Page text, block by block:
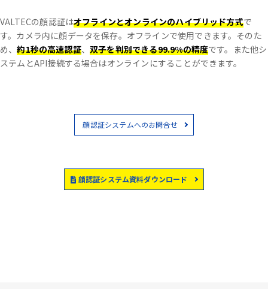
VALTECの顔認証はオフラインとオンラインのハイブリッド方式で
す。 カメラ内に顔データを保存。オフラインで使用できます。 そのた
め、約1秒の高速認証、双子を判別できる99.9%の精度です。 また他シ
ステムとAPI接続する場合はオンラインにすることができます。
顔認証システムへのお問合せ
顔認証システム資料ダウンロード